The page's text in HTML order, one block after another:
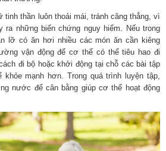
tinh thần luôn thoải mái, tránh căng thẳng, vì
ra những biến chứng nguy hiểm. Nếu trong
lỡ có ăn hơi nhiều các món ăn cần kiêng
vận động để cơ thể có thể tiêu hao đi
đi bộ hoặc khởi động tại chỗ các bài tập
mạnh hơn. Trong quá trình luyện tập,
nước để cân bằng giúp cơ thể hoạt động